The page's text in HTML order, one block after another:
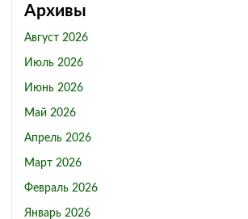
Архивы
Август 2026
Июль 2026
Июнь 2026
Май 2026
Апрель 2026
Март 2026
Февраль 2026
Январь 2026